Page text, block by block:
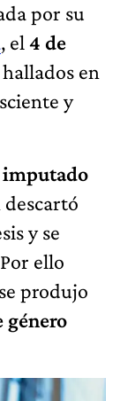
por su
, el 4 de
en
y
y se
ello
produjo
género